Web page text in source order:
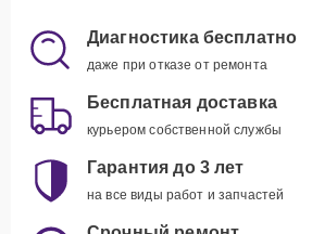
Диагностика бесплатно
даже при отказе от ремонта
Бесплатная доставка
курьером собственной службы
Гарантия до 3 лет
на все виды работ и запчастей